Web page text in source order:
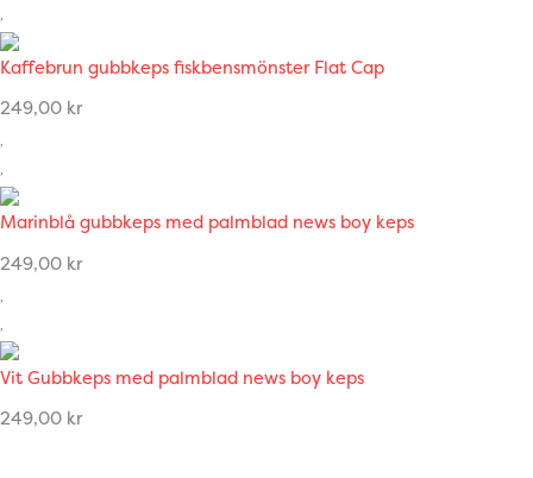
Kaffebrun gubbkeps fiskbensmönster Flat Cap
249,00 kr
Marinblå gubbkeps med palmblad news boy keps
249,00 kr
Vit Gubbkeps med palmblad news boy keps
249,00 kr